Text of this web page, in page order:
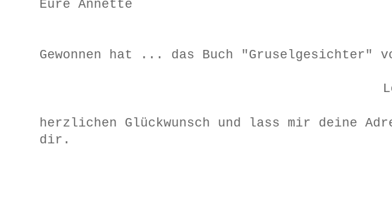
Eure Annette
Gewonnen hat ... das Buch "Gruselgesichter"
herzlichen Glückwunsch und lass mir deine
dir.